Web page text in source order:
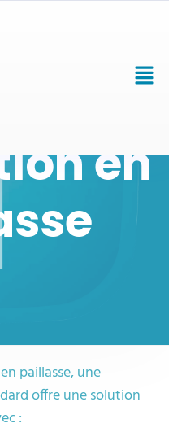
en
paillasse, une
offre une solution
: